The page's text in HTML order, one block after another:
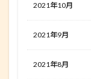
2021年10月
2021年9月
2021年8月